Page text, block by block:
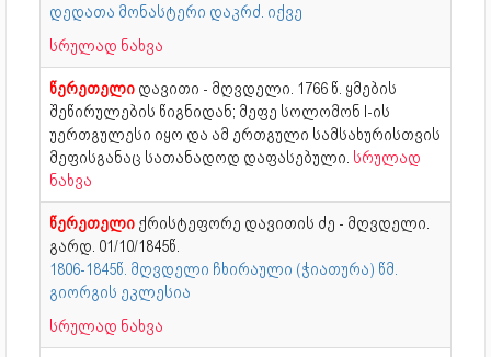
დედათა მონასტერი დაკრძ. იქვე
სრულად ნახვა
წერეთელი დავითი - მღვდელი. 1766 წ. ყმების
შეწირულების წიგნიდან; მეფე სოლომონ I-ის
უერთგულესი იყო და ამ ერთგული სამსახურისთვის
მეფისგანაც სათანადოდ დაფასებული. სრულად
ნახვა
წერეთელი ქრისტეფორე დავითის ძე - მღვდელი.
გარდ. 01/10/1845წ.
1806-1845წ. მღვდელი ჩხირაული (ჭიათურა) წმ.
გიორგის ეკლესია
სრულად ნახვა